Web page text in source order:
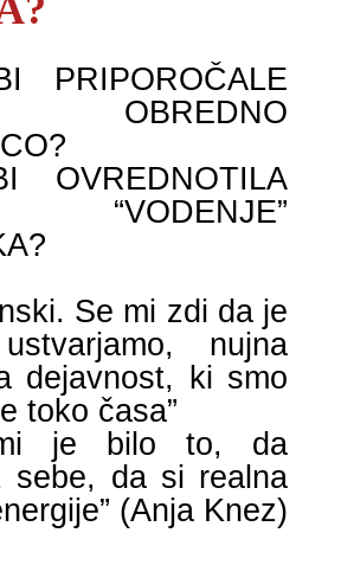
PRIPOROČALE
OBREDNO
OVREDNOTILA
“VODENJE”
Se mi zdi da je
nujna
dejavnost, ki smo
toko časa”
mi je bilo to, da
sebe, da si realna
(Anja Knez)